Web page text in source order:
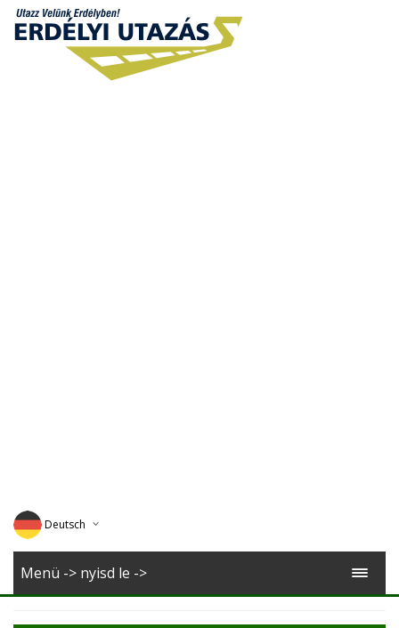
Deutsch
English
Menü -> nyisd le ->